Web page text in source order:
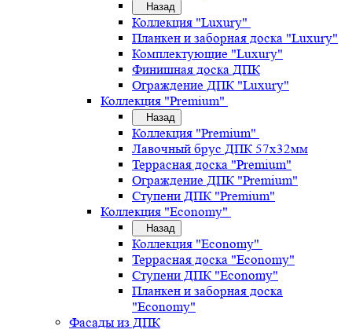
Назад
Коллекция "Luxury"
Планкен и заборная доска "Luxury"
Комплектующие "Luxury"
Финишная доска ДПК
Ограждение ДПК "Luxury"
Коллекция "Premium"
Назад
Коллекция "Premium"
Лавочный брус ДПК 57х32мм
Террасная доска "Premium"
Ограждение ДПК "Premium"
Ступени ДПК "Premium"
Коллекция "Economy"
Назад
Коллекция "Economy"
Террасная доска "Economy"
Ступени ДПК "Economy"
Планкен и заборная доска
"Economy"
Фасады из ДПК